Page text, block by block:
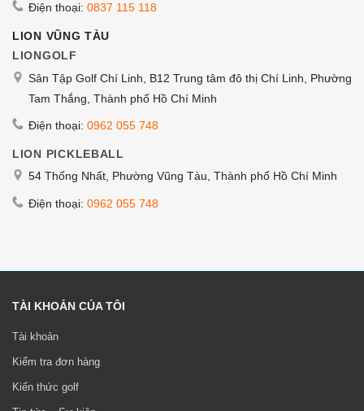
Điện thoại: 0837 115 118
LION VŨNG TÀU
LIONGOLF
Sân Tập Golf Chí Linh, B12 Trung tâm đô thị Chí Linh, Phường
Tam Thắng, Thành phố Hồ Chí Minh
Điện thoại: 0962 055 748
LION PICKLEBALL
54 Thống Nhất, Phường Vũng Tàu, Thành phố Hồ Chí Minh
Điện thoại: 0962 055 748
TÀI KHOẢN CỦA TÔI
Tài khoản
Kiểm tra đơn hàng
Kiến thức golf